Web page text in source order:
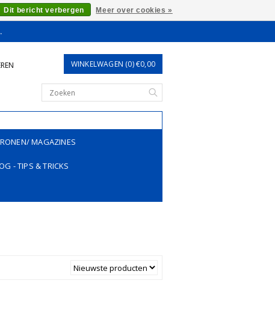
WINKELWAGEN (0) €0,00
MAGAZINES
- TIPS & TRICKS
Dit bericht verbergen Meer over cookies »